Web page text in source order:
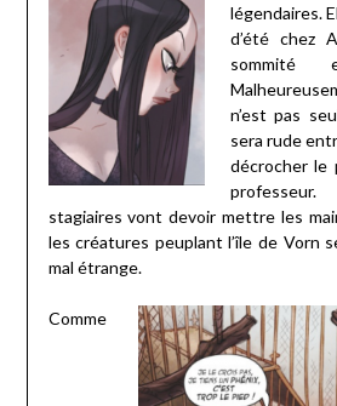
légendaires.
d’été chez
sommité
n’est pas
sera rude
décrocher le
stagiaires vont devoir mettre les
les créatures peuplant l’île de Vorn
mal étrange.
Comme